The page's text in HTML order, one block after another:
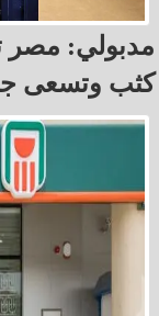
مدبولي: مصر
كثب وتسعى